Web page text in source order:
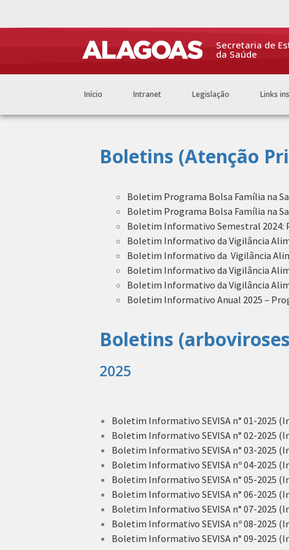
Secretaria de
da Saúde
Início Intranet Legislação Links
Boletins (Atenção
Boletim Programa Bolsa Família na
Boletim Programa Bolsa Família na
Boletim Informativo Semestral 2024:
Boletim Informativo da Vigilância
Boletim Informativo da Vigilância
Boletim Informativo da Vigilância
Boletim Informativo da Vigilância
Boletim Informativo Anual 2025 –
Boletins
2025
Boletim Informativo SEVISA n° 01-2025
Boletim Informativo SEVISA n° 02-2025
Boletim Informativo SEVISA n° 03-2025
Boletim Informativo SEVISA nº 04-2025
Boletim Informativo SEVISA n° 05-2025
Boletim Informativo SEVISA n° 06-2025
Boletim Informativo SEVISA n° 07-2025
Boletim Informativo SEVISA nº 08-2025
Boletim Informativo SEVISA n° 09-2025